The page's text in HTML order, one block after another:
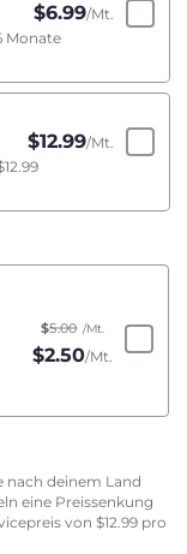
$6.99/Mt.
Monate
$12.99/Mt.
$5.00 /Mt.
$2.50/Mt.
nach deinem Land
eine Preissenkung
von $12.99pro